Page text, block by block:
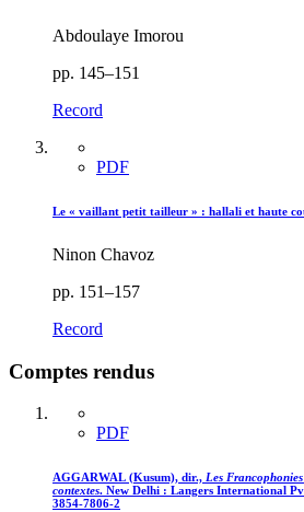
Abdoulaye Imorou
pp. 145–151
Record
PDF
Le « vaillant petit tailleur » : hallali et haute
Ninon Chavoz
pp. 151–157
Record
Comptes rendus
PDF
AGGARWAL (Kusum), dir., Les
contextes. New Delhi : Langers International
3854-7806-2